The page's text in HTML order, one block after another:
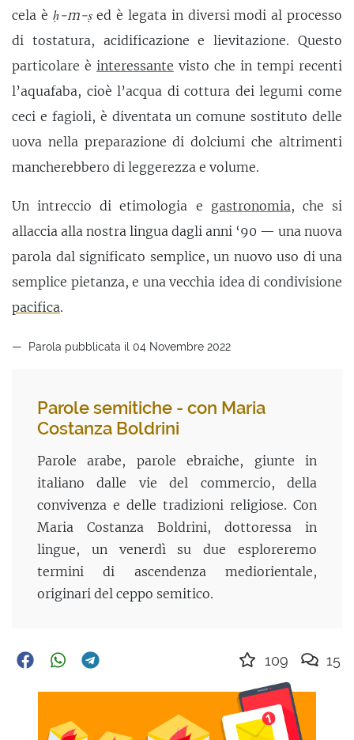
cela è ḥ-m-ṣed è legata in diversi modi al processo
di tostatura, acidificazione e lievitazione. Questo
particolare è interessante visto che in tempi recenti
l’aquafaba, cioè l’acqua di cottura dei legumi come
ceci e fagioli, è diventata un comune sostituto delle
uova nella preparazione di dolciumi che altrimenti
mancherebbero di leggerezza e volume.
Un intreccio di etimologia e gastronomia, che si
allaccia alla nostra lingua dagli anni ‘90 — una nuova
parola dal significato semplice, un nuovo uso di una
semplice pietanza, e una vecchia idea di condivisione
pacifica.
Parola pubblicata il 04 Novembre 2022
Parole semitiche - con Maria
Costanza Boldrini
Parole arabe, parole ebraiche, giunte in
italiano dalle vie del commercio, della
convivenza e delle tradizioni religiose. Con
Maria Costanza Boldrini, dottoressa in
lingue, un venerdì su due esploreremo
termini di ascendenza mediorientale,
originari del ceppo semitico.
109 15